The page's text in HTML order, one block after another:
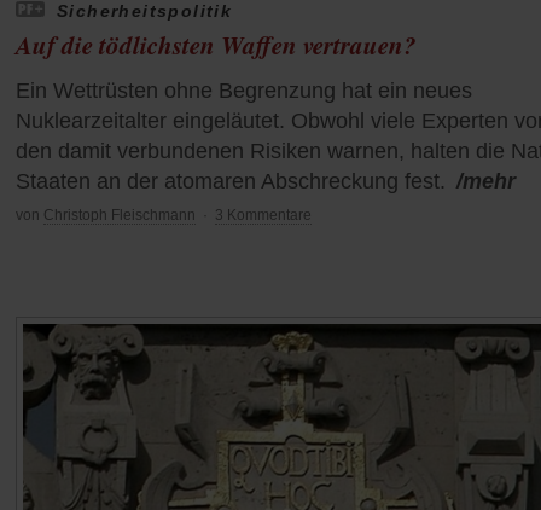
Sicherheitspolitik
Auf die tödlichsten Waffen vertrauen?
Ein Wettrüsten ohne Begrenzung hat ein neues
Nuklearzeitalter eingeläutet. Obwohl viele Experten
den damit verbundenen Risiken warnen, halten die
Staaten an der atomaren Abschreckung fest. /mehr
von Christoph Fleischmann 3 Kommentare